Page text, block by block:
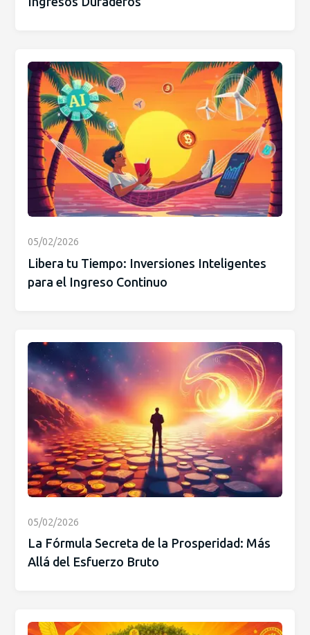
05/02/2026
Libera tu Tiempo: Inversiones Inteligentes
para el Ingreso Continuo
05/02/2026
La Fórmula Secreta de la Prosperidad: Más
Allá del Esfuerzo Bruto